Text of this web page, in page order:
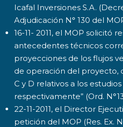
Icafal Inversiones S.A.
Adjudicación N° 130 del
16-11- 2011, el MOP solicitó
antecedentes técnicos
proyecciones de los flujos
de operación del proyecto,
C y D relativos a los
respectivamente” (Ord.
22-11-2011, el Director
petición del MOP (Res. Ex.